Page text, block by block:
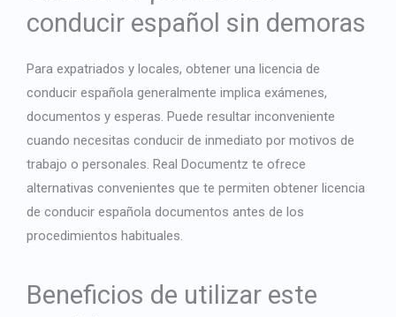
conducir español sin demoras
Para expatriados y locales, obtener una licencia de
conducir española generalmente implica exámenes,
documentos y esperas. Puede resultar inconveniente
cuando necesitas conducir de inmediato por motivos de
trabajo o personales. Real Documentz te ofrece
alternativas convenientes que te permiten obtener licencia
de conducir española documentos antes de los
procedimientos habituales.
Beneficios de utilizar este